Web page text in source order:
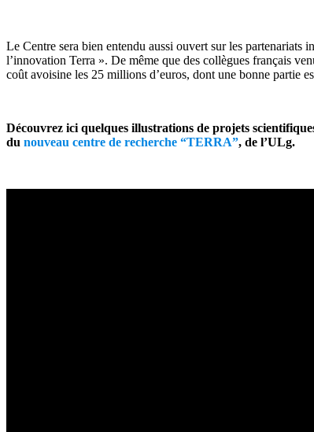
Le Centre sera bien entendu aussi ouvert sur les partenariats
l’innovation Terra ». De même que des collègues français
coût avoisine les 25 millions d’euros, dont une bonne partie
Découvrez ici quelques illustrations de projets
du nouveau centre de recherche “TERRA”, de l’ULg.